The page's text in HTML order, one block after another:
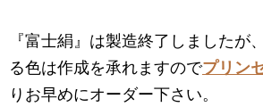
『富士絹』は製造終了しましたが
る色は作成を承れますのでプリン
りお早めにオーダー下さい。